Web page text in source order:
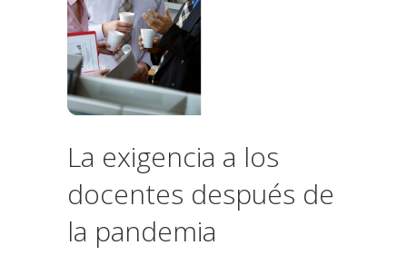
La exigencia a los
docentes después de
la pandemia